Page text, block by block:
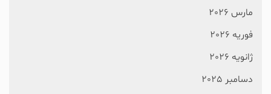
مارس 2026
فوریه 2026
ژانویه 2026
دسامبر 2025